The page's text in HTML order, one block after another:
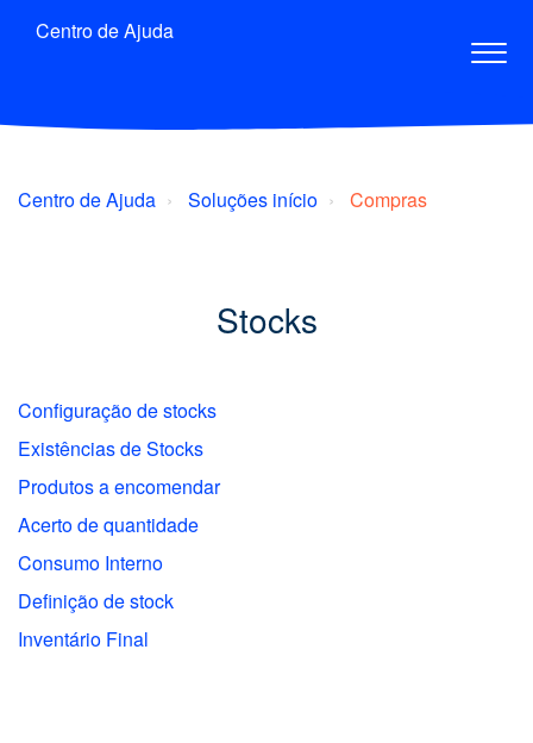
Centro de Ajuda
Centro de Ajuda Soluções início Compras
Stocks
Configuração de stocks
Existências de Stocks
Produtos a encomendar
Acerto de quantidade
Consumo Interno
Definição de stock
Inventário Final